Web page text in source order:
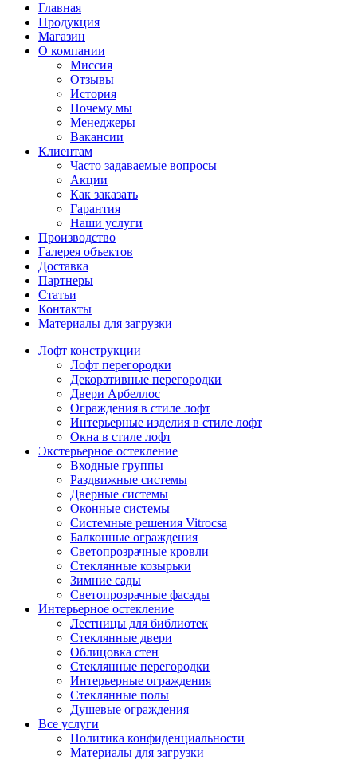
Главная
Продукция
Магазин
О компании
Миссия
Отзывы
История
Почему мы
Менеджеры
Вакансии
Клиентам
Часто задаваемые вопросы
Акции
Как заказать
Гарантия
Наши услуги
Производство
Галерея объектов
Доставка
Партнеры
Статьи
Контакты
Материалы для загрузки
Лофт конструкции
Лофт перегородки
Декоративные перегородки
Двери Арбеллос
Ограждения в стиле лофт
Интерьерные изделия в стиле лофт
Окна в стиле лофт
Экстерьерное остекление
Входные группы
Раздвижные системы
Дверные системы
Оконные системы
Системные решения Vitrocsa
Балконные ограждения
Светопрозрачные кровли
Стеклянные козырьки
Зимние сады
Светопрозрачные фасады
Интерьерное остекление
Лестницы для библиотек
Стеклянные двери
Облицовка стен
Стеклянные перегородки
Интерьерные ограждения
Стеклянные полы
Душевые ограждения
Все услуги
Политика конфиденциальности
Материалы для загрузки